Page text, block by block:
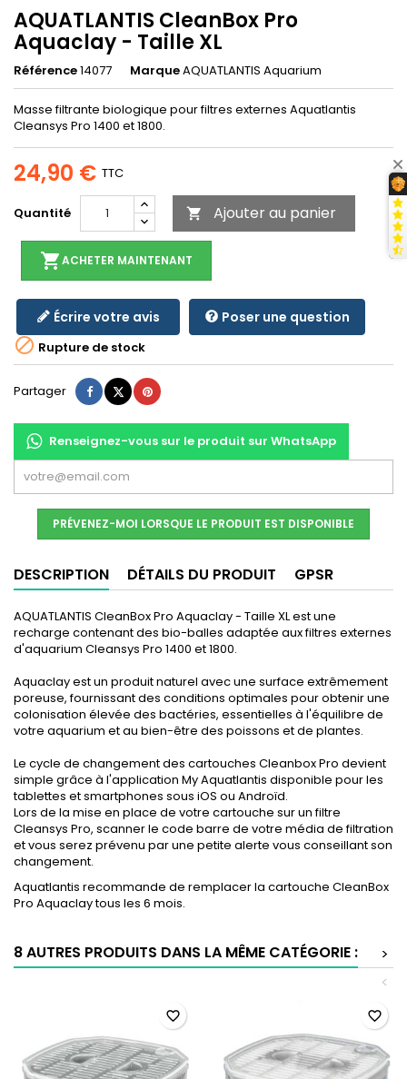
AQUATLANTIS CleanBox Pro
Aquaclay - Taille XL
Référence14077 MarqueAQUATLANTIS Aquarium
Masse filtrante biologique pour filtres externes Aquatlantis
Cleansys Pro 1400 et 1800.
24,90 € TTC
Quantité  Ajouter au panier
shopping_cartACHETER MAINTENANT
Écrire votre avis Poser une question
 Rupture de stock
Partager Partager
TweetPinterest
Renseignez-vous sur le produit sur WhatsApp
PRÉVENEZ-MOI LORSQUE LE PRODUIT EST DISPONIBLE
DESCRIPTION DÉTAILS DU PRODUIT GPSR
AQUATLANTIS CleanBox Pro Aquaclay - Taille XL est une
recharge contenant des bio-balles adaptée aux filtres externes
d'aquarium Cleansys Pro 1400 et 1800.
Aquaclay est un produit naturel avec une surface extrêmement
poreuse, fournissant des conditions optimales pour obtenir une
colonisation élevée des bactéries, essentielles à l'équilibre de
votre aquarium et au bien-être des poissons et de plantes.
Le cycle de changement des cartouches Cleanbox Pro devient
simple grâce à l'application My Aquatlantis disponible pour les
tablettes et smartphones sous iOS ou Androïd.
Lors de la mise en place de votre cartouche sur un filtre
Cleansys Pro, scanner le code barre de votre média de filtration
et vous serez prévenu par une petite alerte vous conseillant son
changement.
Aquatlantis recommande de remplacer la cartouche CleanBox
Pro Aquaclay tous les 6 mois.
8 AUTRES PRODUITS DANS LA MÊME CATÉGORIE :
>
<
favorite_border favorite_border